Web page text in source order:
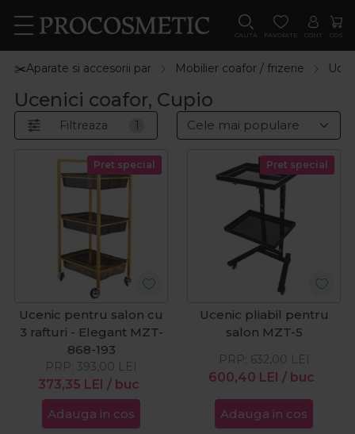
CAUTA FAVORITE CONT COS
✂️Aparate si accesorii par Mobilier coafor / frizerie
Ucenici coafor, Cupio
Filtreaza 1
Pret special
Ucenic pentru salon cu
3 rafturi - Elegant MZT-
868-193
373,35 LEI / buc
PRP: 393,00 LEI
Adauga in cos
Pret special
Ucenic pliabil pentru
salon MZT-5
600,40 LEI / buc
PRP: 632,00 LEI
Adauga in cos